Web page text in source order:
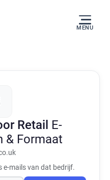
MENU
Retail E-
& Formaat
e-mails van dat bedrijf.